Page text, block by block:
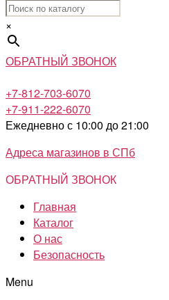
×
ОБРАТНЫЙ ЗВОНОК
+7-812-703-6070
+7-911-222-6070
Ежедневно с 10:00 до 21:00
Адреса магазинов в СПб
ОБРАТНЫЙ ЗВОНОК
Главная
Каталог
О нас
Безопасность
Menu